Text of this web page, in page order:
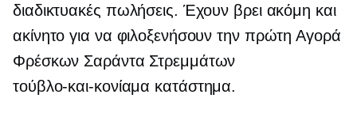
διαδικτυακές πωλήσεις. Έχουν βρει ακόμη και
ακίνητο για να φιλοξενήσουν την πρώτη Αγορά
Φρέσκων Σαράντα Στρεμμάτων
τούβλο-και-κονίαμα κατάστημα.